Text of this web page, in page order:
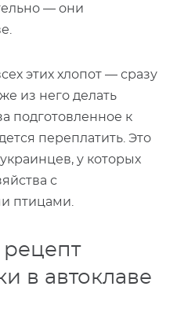
— они
этих хлопот — сразу
из него делать
подготовленное к
переплатить. Это
у которых
с
птицами.
рецепт
в автоклаве